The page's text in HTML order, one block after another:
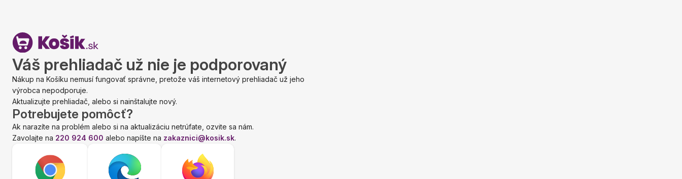
Váš prehliadač už nie je podporovaný
Nákup na Košíku nemusí fungovať správne, pretože váš internetový prehliadač už jeho
výrobca nepodporuje.
Aktualizujte prehliadač, alebo si nainštalujte nový.
Potrebujete pomôcť?
Ak narazíte na problém alebo si na aktualizáciu netrúfate, ozvite sa nám.
Zavolajte na 220 924 600 alebo napíšte na zakaznici@kosik.sk.